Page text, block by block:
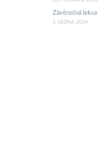
Závěrečná lekce
3. LEDNA 2024